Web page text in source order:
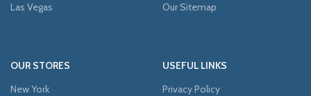
Las Vegas
Our Sitemap
OUR STORES
New York
USEFUL LINKS
Privacy Policy